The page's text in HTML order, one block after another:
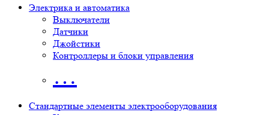
Электрика и автоматика
Выключатели
Датчики
Джойстики
Контроллеры и блоки управления
…
Стандартные элементы электрооборудования